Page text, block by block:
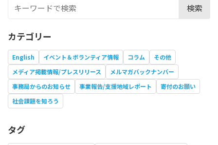
検索
カテゴリー
English イベント＆ボランティア情報 コラム
その他
メディア掲載情報/プレスリリース
メルマガバックナンバー
事務局からのお知らせ
事業報告/支援地域レポート
寄付のお願い
社会課題を知ろう
タグ